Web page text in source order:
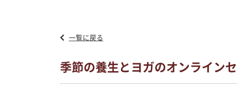
一覧に戻る
季節の養生とヨガのオンライン